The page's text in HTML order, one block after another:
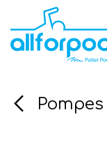
Se rendre au